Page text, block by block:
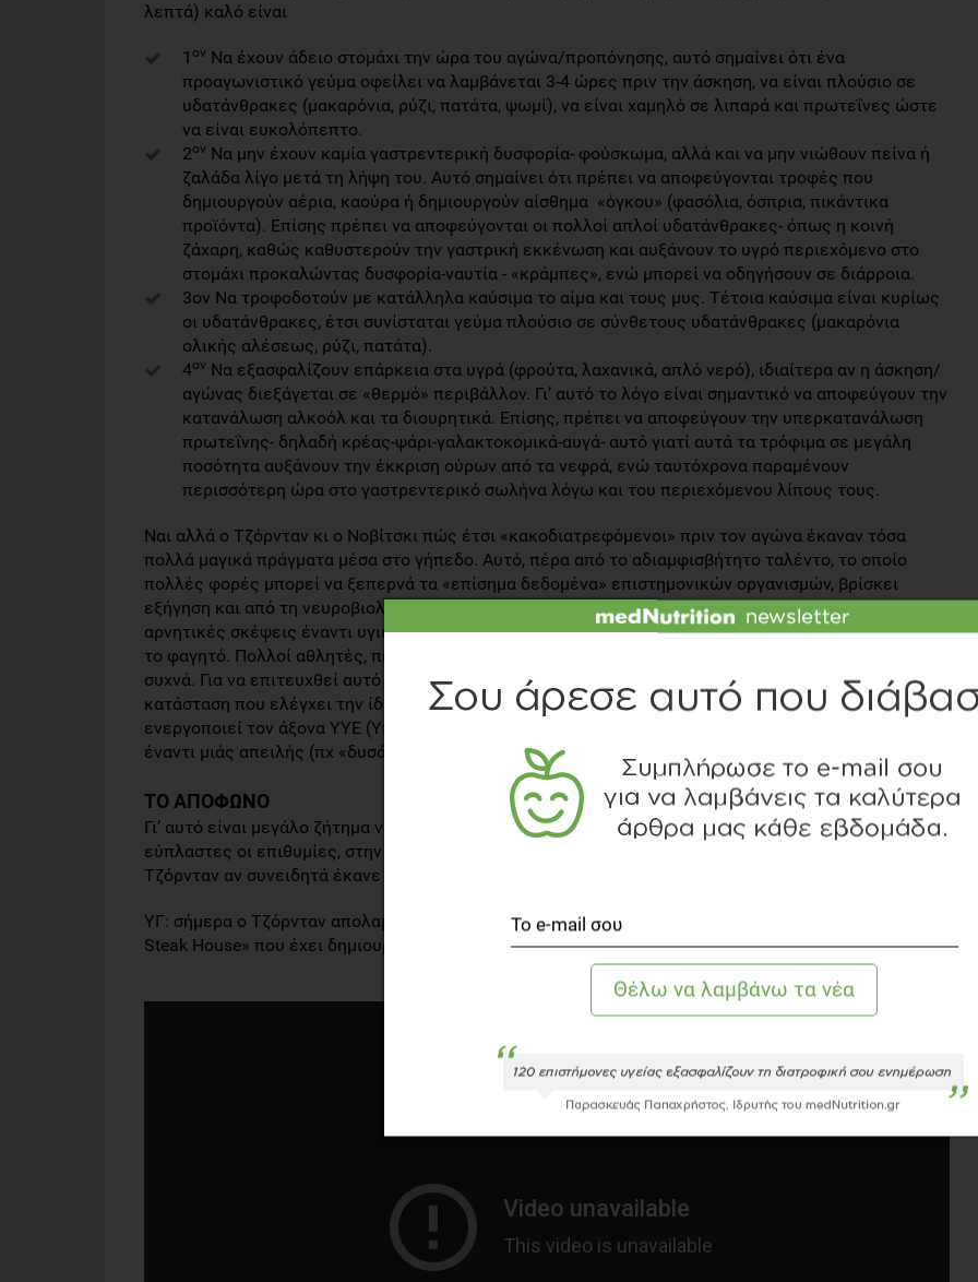
λεπτά) καλό είναι
1 ον Να έχουν άδειο στομάχι την ώρα του αγώνα/προπόνησης, αυτό σημαίνει ότι ένα
προαγωνιστικό γεύμα οφείλει να λαμβάνεται 3-4 ώρες πριν την άσκηση, να είναι πλούσιο σε
υδατάνθρακες (μακαρόνια, ρύζι, πατάτα, ψωμί), να είναι χαμηλό σε λιπαρά και πρωτεΐνες ώστε
να είναι ευκολόπεπτο.
2ον Να μην έχουν καμία γαστρεντερική δυσφορία- φούσκωμα, αλλά και να μην νιώθουν πείνα ή
ζαλάδα λίγο μετά τη λήψη του. Αυτό σημαίνει ότι πρέπει να αποφεύγονται τροφές που
δημιουργούν αέρια, καούρα ή δημιουργούν αίσθημα «όγκου» (φασόλια, όσπρια, πικάντικα
προϊόντα). Επίσης πρέπει να αποφεύγονται οι πολλοί απλοί υδατάνθρακες- όπως η κοινή
ζάχαρη, καθώς καθυστερούν την γαστρική εκκένωση και αυξάνουν το υγρό περιεχόμενο στο
στομάχι προκαλώντας δυσφορία-ναυτία - «κράμπες», ενώ μπορεί να οδηγήσουν σε διάρροια.
3ον Να τροφοδοτούν με κατάλληλα καύσιμα το αίμα και τους μυς. Τέτοια καύσιμα είναι κυρίως
οι υδατάνθρακες, έτσι συνίσταται γεύμα πλούσιο σε σύνθετους υδατάνθρακες (μακαρόνια
ολικής αλέσεως, ρύζι, πατάτα).
4ον Να εξασφαλίζουν επάρκεια στα υγρά (φρούτα, λαχανικά, απλό νερό), ιδιαίτερα αν η άσκηση/
αγώνας διεξάγεται σε «θερμό» περιβάλλον. Γι’ αυτό το λόγο είναι σημαντικό να αποφεύγουν την
κατανάλωση αλκοόλ και τα διουρητικά. Επίσης, πρέπει να αποφεύγουν την υπερκατανάλωση
πρωτεΐνης- δηλαδή κρέας-ψάρι-γαλακτοκομικά-αυγά- αυτό γιατί αυτά τα τρόφιμα σε μεγάλη
ποσότητα αυξάνουν την έκκριση ούρων από τα νεφρά, ενώ ταυτόχρονα παραμένουν
περισσότερη ώρα στο γαστρεντερικό σωλήνα λόγω και του περιεχόμενου λίπους τους.
Ναι αλλά ο Τζόρνταν κι ο Νοβίτσκι πώς έτσι «κακοδιατρεφόμενοι» πριν τον αγώνα έκαναν τόσα
πολλά μαγικά πράγματα μέσα στο γήπεδο. Αυτό, πέρα από το αδιαμφισβήτητο ταλέντο, το οποίο
πολλές φορές μπορεί να ξεπερνά τα «επίσημα δεδομένα» επιστημονικών οργανισμών, βρίσκει
εξήγηση και από τη νευροβιολογία. Μια μεγάλη ιστορία στο εν λόγω ζήτημα έχει να κάνει με τις
αρνητικές σκέψεις έναντι υγιεινών φαγητών, σκέψεις πιο επικίνδυνες για την απόδοση από το ίδιο
το φαγητό. Πολλοί αθλητές, περφόρμερ αναγκάζονται να ..πρέπει να αποδίδουν βέλτιστα πολύ
συχνά. Για να επιτευχθεί αυτό πρέπει να δίδεται η απαιτούμενη προσοχή στη συναισθηματική τους
κατάσταση που ελέγχει την ίδια τη φυσιολογία. Η υπεραντίδραση σε μη επιθυμητές γεύσεις
ενεργοποιεί τον άξονα ΥΥΕ (Υποθάλαμος Υπόφυση Επινεφρίδια), ένας άξονας που πυροδοτείται
έναντι μιάς απειλής (πχ «δυσάρεστο φαγητό») και οδηγεί σε αρνητική απόδοση.
ΤΟ ΑΠΟΦΩΝΟ
Γι’ αυτό είναι μεγάλο ζήτημα να οδηγείται ένας άνθρωπος σε νεότερες ηλικίες, εκεί που είναι πιο
εύπλαστες οι επιθυμίες, στην ενσυνείδητη αγάπη για υγιεινή διατροφή. Φανταστείτε τι θα έκανε ο
Τζόρνταν αν συνειδητά έκανε βέλτιστη διατροφή πριν από τον αγώνα!
ΥΓ: σήμερα ο Τζόρνταν απολαμβάνει τις μπριζόλες του στην αλυσίδα εστιατορίων «Michael Jordan’s
Steak House» που έχει δημιουργήσει ο ίδιος.. όχι θα άφηνε..